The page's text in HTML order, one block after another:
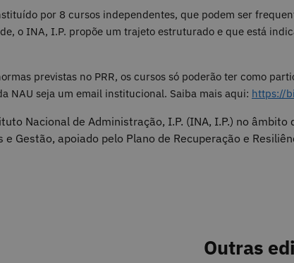
por 8 cursos independentes, que podem ser
o INA, I.P. propõe um trajeto estruturado e que está
previstas no PRR, os cursos só poderão ter como
NAU seja um email institucional. Saiba mais aqui: https://
Nacional de Administração, I.P. (INA, I.P.) no
e Gestão, apoiado pelo Plano de Recuperação e
Outras